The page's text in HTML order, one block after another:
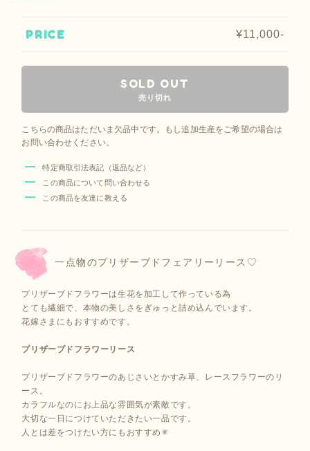
PRICE ¥11,000-
SOLD OUT
売り切れ
こちらの商品はただいま欠品中です。もし追加生産をご希望の場合は
お問い合わせください。
特定商取引法表記（返品など）
この商品について問い合わせる
この商品を友達に教える
一点物のプリザーブドフェアリーリース♡
プリザーブドフラワーは生花を加工して作っている為
とても繊細で、本物の美しさをぎゅっと詰め込んでいます。
花嫁さまにもおすすめです。
プリザーブドフラワーリース
プリザーブドフラワーのあじさいとかすみ草、レースフラワーのリ
ース。
カラフルなのにお上品な雰囲気が素敵です。
大切な一日につけていただきたい一品です。
人とは差をつけたい方にもおすすめ✳︎